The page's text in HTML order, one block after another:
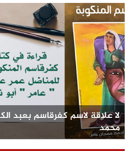
لا علاقة لاسم كفرقاسم بعبد
محمد